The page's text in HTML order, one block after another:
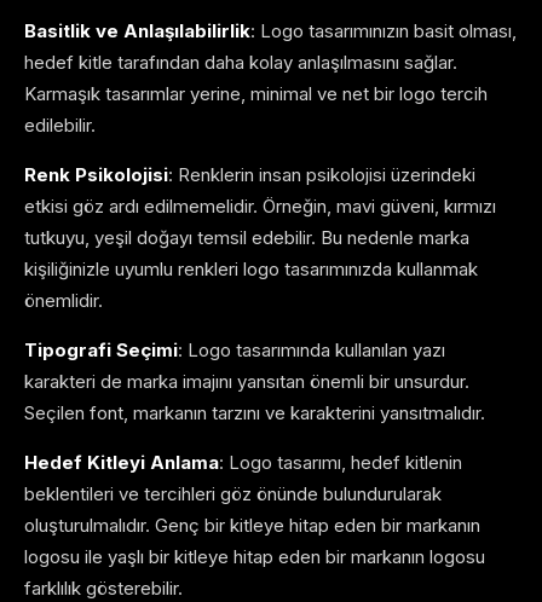
Basitlik ve Anlaşılabilirlik: Logo tasarımınızın basit olması,
hedef kitle tarafından daha kolay anlaşılmasını sağlar.
Karmaşık tasarımlar yerine, minimal ve net bir logo tercih
edilebilir.
Renk Psikolojisi: Renklerin insan psikolojisi üzerindeki
etkisi göz ardı edilmemelidir. Örneğin, mavi güveni, kırmızı
tutkuyu, yeşil doğayı temsil edebilir. Bu nedenle marka
kişiliğinizle uyumlu renkleri logo tasarımınızda kullanmak
önemlidir.
Tipografi Seçimi: Logo tasarımında kullanılan yazı
karakteri de marka imajını yansıtan önemli bir unsurdur.
Seçilen font, markanın tarzını ve karakterini yansıtmalıdır.
Hedef Kitleyi Anlama: Logo tasarımı, hedef kitlenin
beklentileri ve tercihleri göz önünde bulundurularak
oluşturulmalıdır. Genç bir kitleye hitap eden bir markanın
logosu ile yaşlı bir kitleye hitap eden bir markanın logosu
farklılık gösterebilir.